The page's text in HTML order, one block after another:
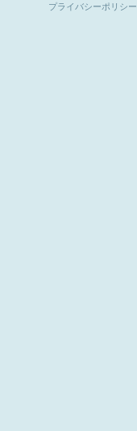
プライバシーポリシー